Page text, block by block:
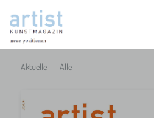
Aktuelle Alle